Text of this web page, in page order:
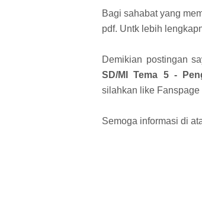
Bagi sahabat yang
pdf. Untk lebih
Demikian postingan
SD/MI Tema 5 -
silahkan like Fanspage
Semoga informasi di